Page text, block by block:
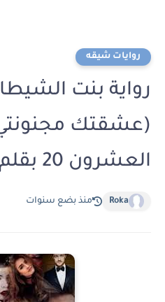
روايات شيقه
رواية بنت
(عشقتك
العشرون 20 بقلم رحمه نبيل
Roka منذ بضع سنوات